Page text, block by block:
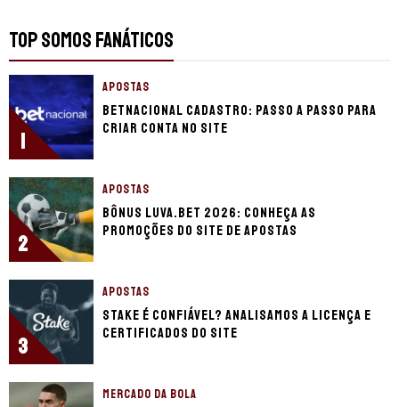
TOP SOMOS FANÁTICOS
1
APOSTAS
Betnacional cadastro: passo a passo para
criar conta no site
2
APOSTAS
Bônus Luva.Bet 2026: conheça as
promoções do site de apostas
3
APOSTAS
Stake é confiável? Analisamos a licença e
certificados do site
MERCADO DA BOLA